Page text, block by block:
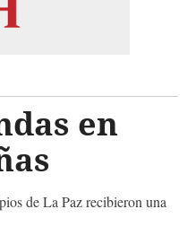
en
de La Paz recibieron una